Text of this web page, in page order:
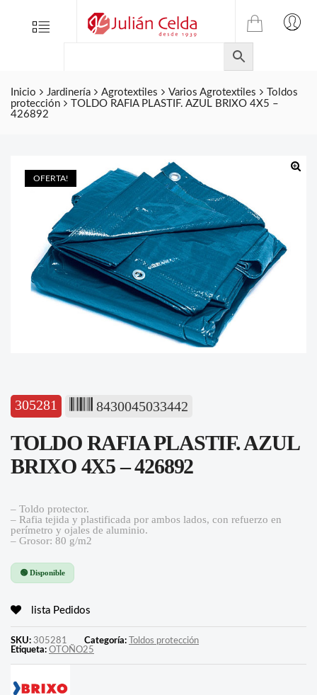
Menu
TIENDA
ONLINE
DE
JULIAN
CELDA
Inicio Jardinería Agrotextiles Varios Agrotextiles
Toldos
protección
TOLDO RAFIA PLASTIF. AZUL BRIXO 4X5 –
426892
OFERTA!
305281 8430045033442
TOLDO RAFIA PLASTIF. AZUL
BRIXO 4X5 – 426892
– Toldo protector.
– Rafia tejida y plastificada por ambos lados, con refuerzo en
perímetro y ojales de aluminio.
– Grosor: 80 g/m2
🟢 Disponible
lista Pedidos
SKU: 305281 Categoría: Toldos protección
Etiqueta: OTOÑO25
Folletos
Contacto